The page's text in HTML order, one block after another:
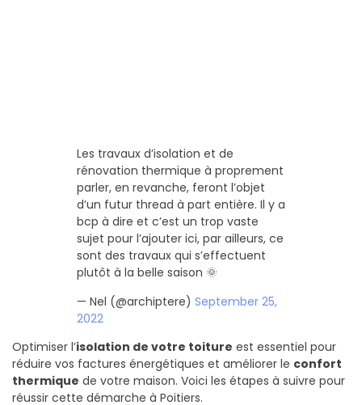
Les travaux d’isolation et de
rénovation thermique à proprement
parler, en revanche, feront l’objet
d’un futur thread à part entière. Il y a
bcp à dire et c’est un trop vaste
sujet pour l’ajouter ici, par ailleurs, ce
sont des travaux qui s’effectuent
plutôt à la belle saison 🌞
— Nel (@archiptere) September 25,
2022
Optimiser l’isolation de votre toiture est essentiel pour
réduire vos factures énergétiques et améliorer le confort
thermique de votre maison. Voici les étapes à suivre pour
réussir cette démarche à Poitiers.